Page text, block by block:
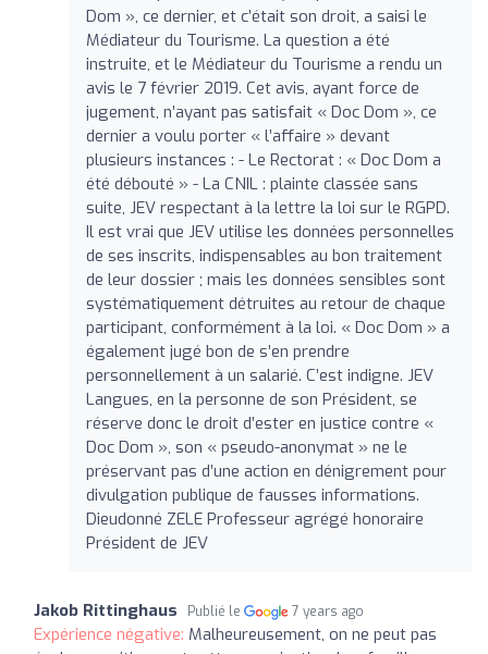
Dom », ce dernier, et c’était son droit, a saisi le
Médiateur du Tourisme. La question a été
instruite, et le Médiateur du Tourisme a rendu un
avis le 7 février 2019. Cet avis, ayant force de
jugement, n’ayant pas satisfait « Doc Dom », ce
dernier a voulu porter « l’affaire » devant
plusieurs instances : - Le Rectorat : « Doc Dom a
été débouté » - La CNIL : plainte classée sans
suite, JEV respectant à la lettre la loi sur le RGPD.
Il est vrai que JEV utilise les données personnelles
de ses inscrits, indispensables au bon traitement
de leur dossier ; mais les données sensibles sont
systématiquement détruites au retour de chaque
participant, conformément à la loi. « Doc Dom » a
également jugé bon de s’en prendre
personnellement à un salarié. C’est indigne. JEV
Langues, en la personne de son Président, se
réserve donc le droit d’ester en justice contre «
Doc Dom », son « pseudo-anonymat » ne le
préservant pas d’une action en dénigrement pour
divulgation publique de fausses informations.
Dieudonné ZELE Professeur agrégé honoraire
Président de JEV
Jakob Rittinghaus Publié le 7 years ago
Expérience négative: Malheureusement, on ne peut pas